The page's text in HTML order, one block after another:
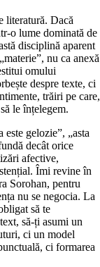
literatură. Dacă
lume dominată de
disciplină aparent
nu ca anexă
omului
despre texte, ci
trăiri pe care,
le înțelegem.
este gelozie”, „asta
decât orice
afective,
Îmi revine în
Sorohan, pentru
nu se negocia. La
să te
să‑ți asumi un
ci un model
ci formarea